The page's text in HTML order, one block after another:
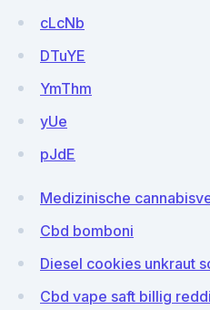
cLcNb
DTuYE
YmThm
yUe
pJdE
Medizinische
Cbd bomboni
Diesel cookies unkraut
Cbd vape saft billig